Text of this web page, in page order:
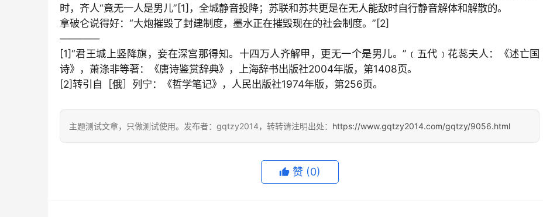
时，齐人“竟无一人是男儿”[1]，全城静音投降；苏联和苏共更是在无人能敌时自行静音解体和解散的。
拿破仑说得好： “大炮摧毁了封建制度，墨水正在摧毁现在的社会制度。 ”[2]
————
[1]“君王城上竖降旗，妾在深宫那得知。十四万人齐解甲，更无一个是男儿。”﹝五代﹞花蕊夫人：《述亡国
诗》，萧涤非等著：《唐诗鉴赏辞典》，上海辞书出版社2004年版，第1408页。
[2]转引自［俄］列宁：《哲学笔记》，人民出版社1974年版，第256页。
主题测试文章，只做测试使用。发布者：gqtzy2014，转转请注明出处： https://www.gqtzy2014.com/gqtzy/9056.html
赞 (0)